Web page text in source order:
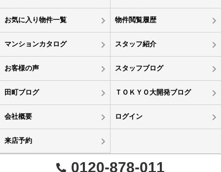
お気に入り物件一覧 物件閲覧履歴
マンションカタログ スタッフ紹介
お客様の声 スタッフブログ
田町ブログ ＴＯＫＹＯ大開発ブログ
会社概要 ログイン
来店予約
0120-878-011